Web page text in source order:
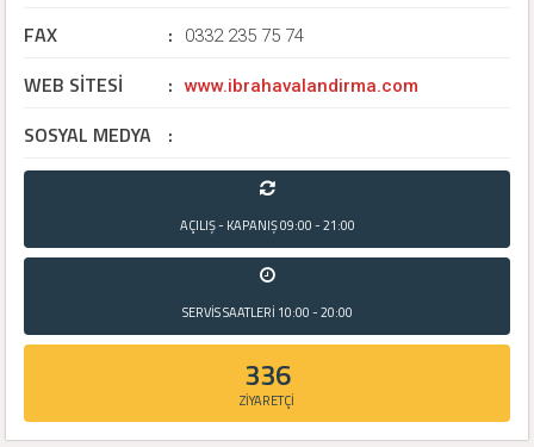
FAX : 0332 235 75 74
WEB SİTESİ : www.ibrahavalandirma.com
SOSYAL MEDYA :
AÇILIŞ - KAPANIŞ09:00 - 21:00
SERVİS SAATLERİ 10:00 - 20:00
336
ZİYARETÇİ